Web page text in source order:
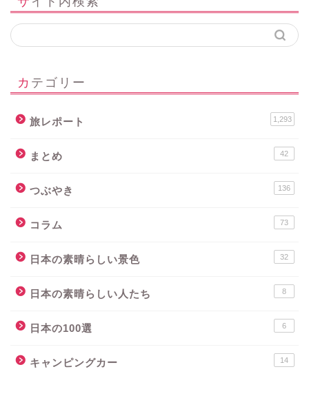
カテゴリー
旅レポート 1,293
まとめ 42
つぶやき 136
コラム 73
日本の素晴らしい景色 32
日本の素晴らしい人たち 8
日本の100選 6
キャンピングカー 14